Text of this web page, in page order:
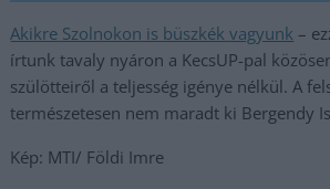
Akikre Szolnokon is büszkék vagyunk –
írtunk tavaly nyáron a KecsUP-pal
szülötteiről a teljesség igénye nélkül. A
természetesen nem maradt ki Bergendy
Kép: MTI/ Földi Imre